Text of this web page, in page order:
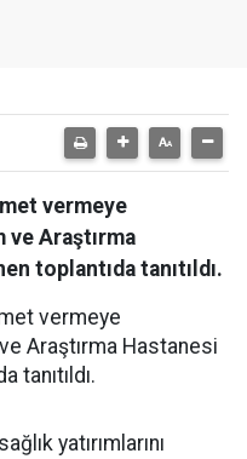
vermeye
ve Araştırma
toplantıda tanıtıldı.
vermeye
Araştırma Hastanesi
tanıtıldı.
yatırımlarını